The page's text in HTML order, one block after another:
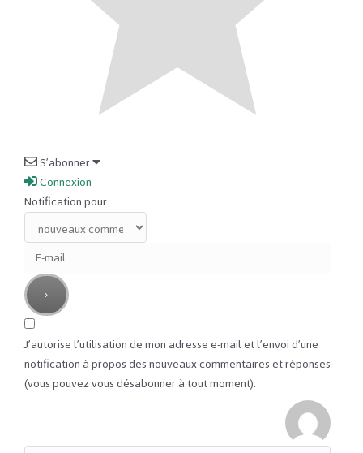
S’abonner
Connexion
Notification pour
J’autorise l’utilisation de mon adresse e-mail et l’envoi d’une
notification à propos des nouveaux commentaires et réponses
(vous pouvez vous désabonner à tout moment).